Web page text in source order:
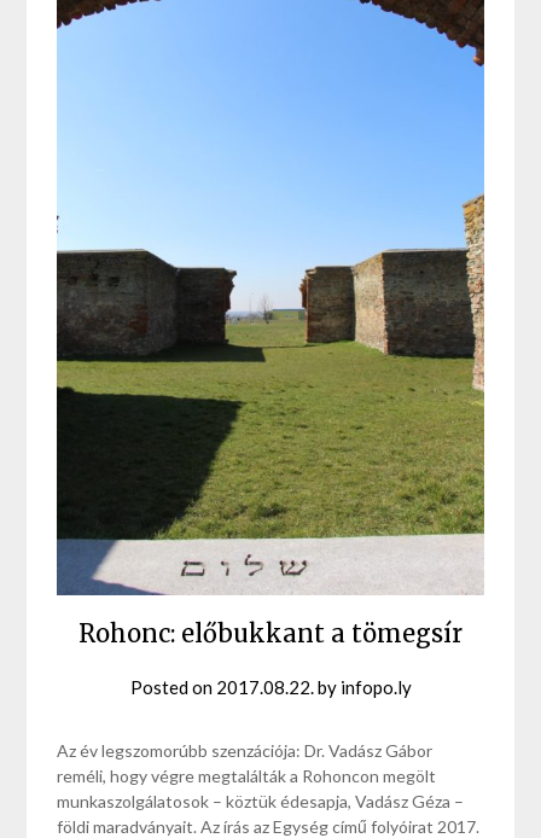
Rohonc: előbukkant a tömegsír
Posted on 2017.08.22.by infopo.ly
Az év legszomorúbb szenzációja: Dr. Vadász Gábor
reméli, hogy végre megtalálták a Rohoncon megölt
munkaszolgálatosok – köztük édesapja, Vadász Géza –
földi maradványait. Az írás az Egység című folyóirat 2017.